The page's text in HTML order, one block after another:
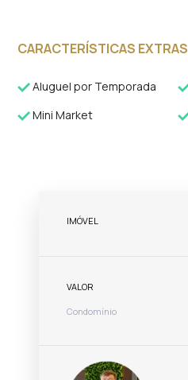
CARACTERÍSTICAS EXTRAS
Aluguel por Temporada
Mini Market
IMÓVEL
VALOR
Condomínio